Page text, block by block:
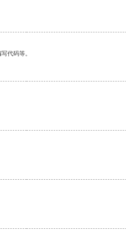
代码等。